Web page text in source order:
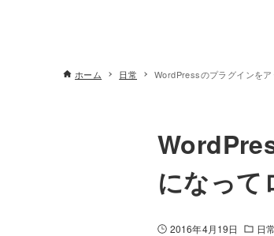
ホーム 日常 WordPressのプラグインを
になって
2016年4月19日 日常